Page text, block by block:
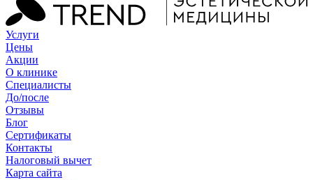
Услуги
Цены
Акции
О клинике
Специалисты
До/после
Отзывы
Блог
Сертификаты
Контакты
Налоговый вычет
Карта сайта